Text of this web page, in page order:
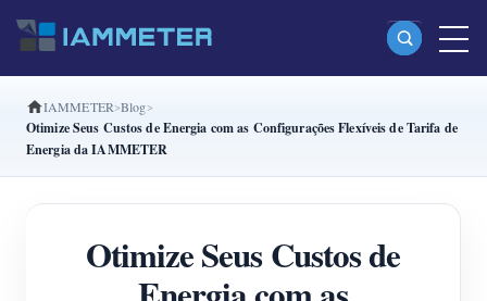
Produtos
Fase dividida Medidor de energia Wi-Fi (WEM2067)
Trifásico Medidor de energia Wi-Fi (WEM3080T)
Trifásico Medidor de energia Wi-Fi (WEM3046T)
IAMMETER Blog
Otimize Seus Custos de Energia com as Configurações Flexíveis de Tarifa de
Energia da IAMMETER
Otimize Seus Custos de